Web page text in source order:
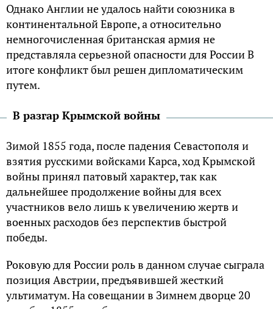
Однако Англии не удалось найти союзника в
континентальной Европе, а относительно
немногочисленная британская армия не
представляла серьезной опасности для России В
итоге конфликт был решен дипломатическим
путем.
В разгар Крымской войны
Зимой 1855 года, после падения Севастополя и
взятия русскими войсками Карса, ход Крымской
войны принял патовый характер, так как
дальнейшее продолжение войны для всех
участников вело лишь к увеличению жертв и
военных расходов без перспектив быстрой
победы.
Роковую для России роль в данном случае сыграла
позиция Австрии, предъявившей жесткий
ультиматум. На совещании в Зимнем дворце 20